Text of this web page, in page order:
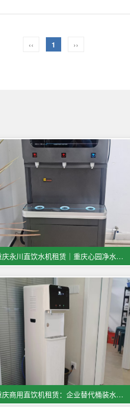
‹‹ 1 ››
重庆永川直饮水机租赁｜重庆心园净水：专业全托管，健康好水省心选
重庆商用直饮机租赁：企业替代桶装水省心省钱解决方案